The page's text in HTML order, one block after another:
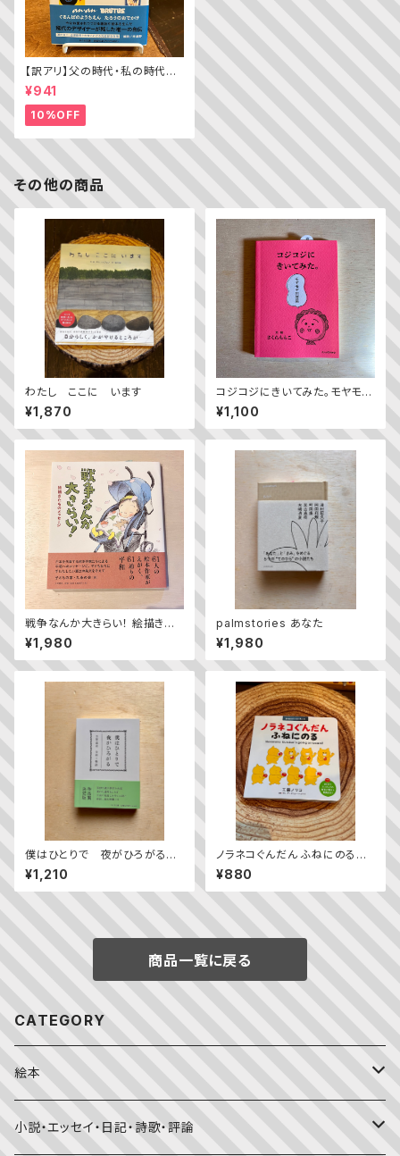
【訳アリ】父の時代・私の時代
─わがエディトリアル・デザイン
史
¥941
10%OFF
その他の商品
わたし ここに います
¥1,870
コジコジにきいてみた。モヤモヤ
問答集
¥1,100
戦争なんか大きらい！ 絵描きた
ちのメッセージ
¥1,980
palmstories あなた
¥1,980
僕はひとりで 夜がひろがる
——立原道造 全詩＋物語
¥1,210
ノラネコぐんだん ふねにのる
Noraneko Gundan’s going
on board!
¥880
商品一覧に戻る
CATEGORY
絵本
福音館書店月刊誌
小説・エッセイ・日記・詩歌・評論